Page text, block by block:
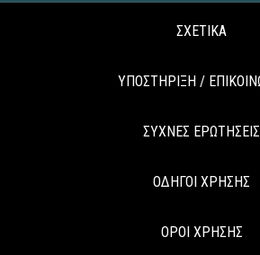
ΣΧΕΤΙΚΑ
ΥΠΟΣΤΗΡΙΞΗ /
ΣΥΧΝΕΣ ΕΡΩΤΗΣΕΙΣ
ΟΔΗΓΟΙ ΧΡΗΣΗΣ
ΟΡΟΙ ΧΡΗΣΗΣ